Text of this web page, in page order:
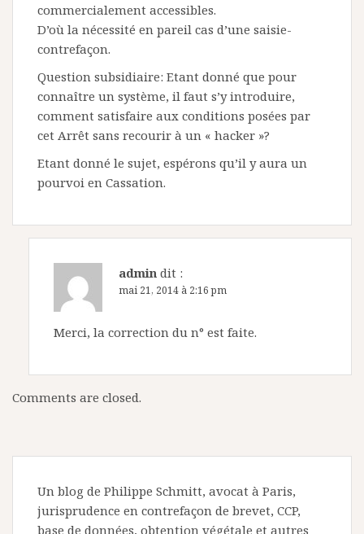
commercialement accessibles.
D’où la nécessité en pareil cas d’une saisie-
contrefaçon.
Question subsidiaire: Etant donné que pour
connaître un système, il faut s’y introduire,
comment satisfaire aux conditions posées par
cet Arrêt sans recourir à un « hacker »?
Etant donné le sujet, espérons qu’il y aura un
pourvoi en Cassation.
admin dit :
mai 21, 2014 à 2:16 pm
Merci, la correction du n° est faite.
Comments are closed.
Un blog de Philippe Schmitt, avocat à Paris,
jurisprudence en contrefaçon de brevet, CCP,
base de données, obtention végétale et autres